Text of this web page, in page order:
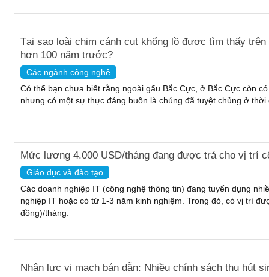
Tại sao loài chim cánh cụt khổng lồ được tìm thấy
hơn 100 năm trước?
Các ngành công nghệ
Có thể bạn chưa biết rằng ngoài gấu Bắc Cực, ở Bắc Cực còn
nhưng có một sự thực đáng buồn là chúng đã tuyệt chủng ở thời
Mức lương 4.000 USD/tháng đang được trả cho vị trí
Giáo dục và đào tạo
Các doanh nghiệp IT (công nghệ thông tin) đang tuyển dụng
nghiệp IT hoặc có từ 1-3 năm kinh nghiệm. Trong đó, có vị trí
đồng)/tháng.
Nhân lực vi mạch bán dẫn: Nhiều chính sách thu hút